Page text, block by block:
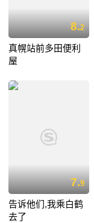
8.2
真幌站前多田便利
屋
7.9
告诉他们,我乘白鹤
去了